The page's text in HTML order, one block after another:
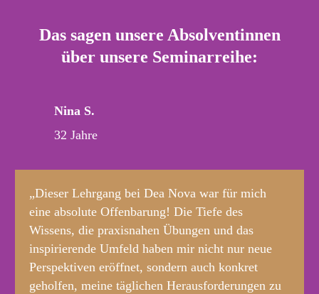
Das sagen unsere Absolventinnen
über unsere Seminarreihe:
Nina S.
32 Jahre
„Dieser Lehrgang bei Dea Nova war für mich
eine absolute Offenbarung! Die Tiefe des
Wissens, die praxisnahen Übungen und das
inspirierende Umfeld haben mir nicht nur neue
Perspektiven eröffnet, sondern auch konkret
geholfen, meine täglichen Herausforderungen zu